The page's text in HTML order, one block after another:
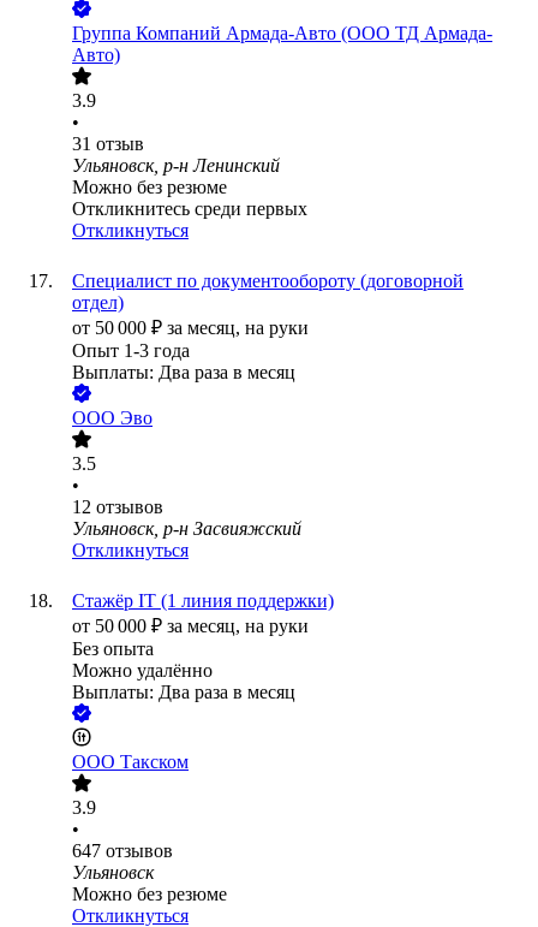
Группа Компаний Армада-Авто (ООО ТД Армада-
Авто)
3.9
•
31 отзыв
Ульяновск, р-н Ленинский
Можно без резюме
Откликнитесь среди первых
Откликнуться
Специалист по документообороту (договорной
отдел)
от 50 000 ₽ за месяц, на руки
Опыт 1-3 года
Выплаты: Два раза в месяц
ООО Эво
3.5
•
12 отзывов
Ульяновск, р-н Засвияжский
Откликнуться
Стажёр IT (1 линия поддержки)
от 50 000 ₽ за месяц, на руки
Без опыта
Можно удалённо
Выплаты: Два раза в месяц
ООО Такском
3.9
•
647 отзывов
Ульяновск
Можно без резюме
Откликнуться